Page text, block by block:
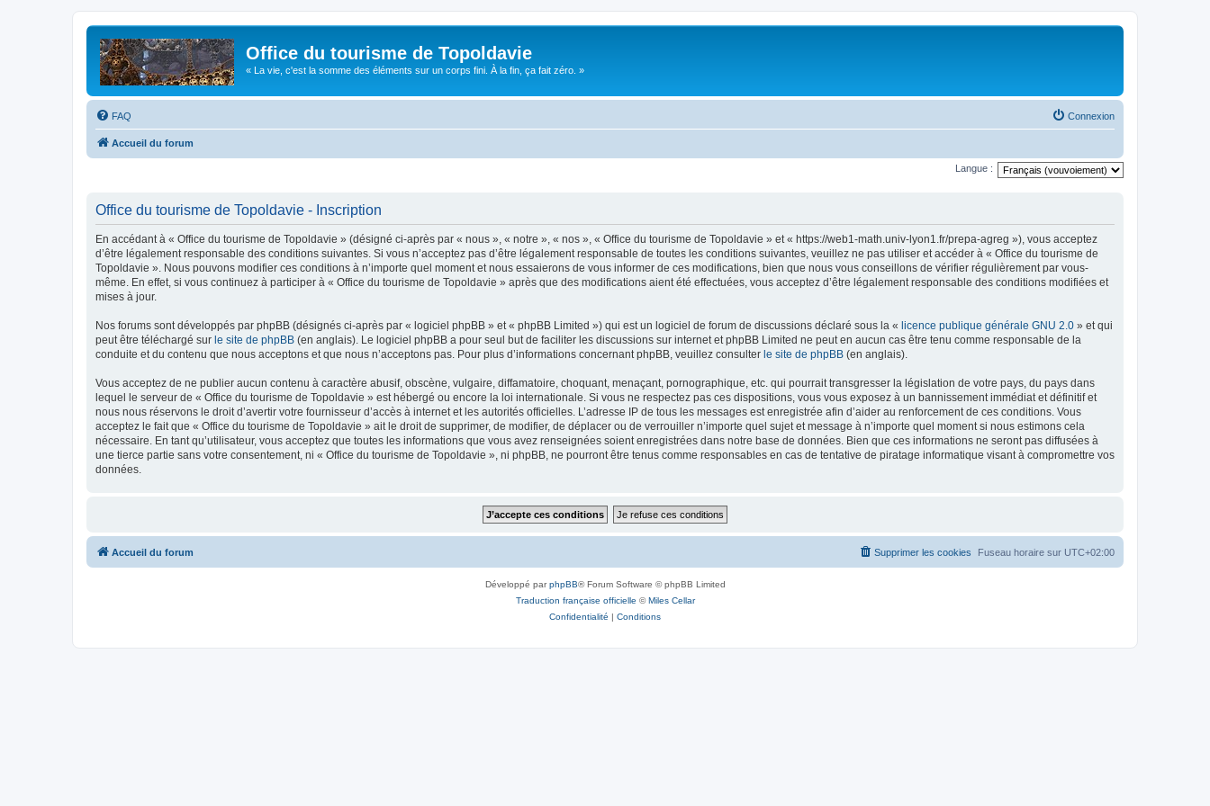
Office du tourisme de Topoldavie
« La vie, c'est la somme des éléments sur un corps fini. À la fin, ça fait zéro. »
FAQ Connexion
Accueil du forum
Langue :
Office du tourisme de Topoldavie - Inscription
En accédant à « Office du tourisme de Topoldavie » (désigné ci-après par « nous », « notre », « nos », « Office du tourisme de Topoldavie » et « https://web1-math.univ-lyon1.fr/prepa-agreg »), vous acceptez
d’être légalement responsable des conditions suivantes. Si vous n’acceptez pas d’être légalement responsable de toutes les conditions suivantes, veuillez ne pas utiliser et accéder à « Office du tourisme de
Topoldavie ». Nous pouvons modifier ces conditions à n’importe quel moment et nous essaierons de vous informer de ces modifications, bien que nous vous conseillons de vérifier régulièrement par vous-
même. En effet, si vous continuez à participer à « Office du tourisme de Topoldavie » après que des modifications aient été effectuées, vous acceptez d’être légalement responsable des conditions modifiées et
mises à jour.
Nos forums sont développés par phpBB (désignés ci-après par « logiciel phpBB » et « phpBB Limited ») qui est un logiciel de forum de discussions déclaré sous la « licence publique générale GNU 2.0 » et qui
peut être téléchargé sur le site de phpBB (en anglais). Le logiciel phpBB a pour seul but de faciliter les discussions sur internet et phpBB Limited ne peut en aucun cas être tenu comme responsable de la
conduite et du contenu que nous acceptons et que nous n’acceptons pas. Pour plus d’informations concernant phpBB, veuillez consulter le site de phpBB (en anglais).
Vous acceptez de ne publier aucun contenu à caractère abusif, obscène, vulgaire, diffamatoire, choquant, menaçant, pornographique, etc. qui pourrait transgresser la législation de votre pays, du pays dans
lequel le serveur de « Office du tourisme de Topoldavie » est hébergé ou encore la loi internationale. Si vous ne respectez pas ces dispositions, vous vous exposez à un bannissement immédiat et définitif et
nous nous réservons le droit d’avertir votre fournisseur d’accès à internet et les autorités officielles. L’adresse IP de tous les messages est enregistrée afin d’aider au renforcement de ces conditions. Vous
acceptez le fait que « Office du tourisme de Topoldavie » ait le droit de supprimer, de modifier, de déplacer ou de verrouiller n’importe quel sujet et message à n’importe quel moment si nous estimons cela
nécessaire. En tant qu’utilisateur, vous acceptez que toutes les informations que vous avez renseignées soient enregistrées dans notre base de données. Bien que ces informations ne seront pas diffusées à
une tierce partie sans votre consentement, ni « Office du tourisme de Topoldavie », ni phpBB, ne pourront être tenus comme responsables en cas de tentative de piratage informatique visant à compromettre vos
données.
Accueil du forum Fuseau horaire sur UTC+02:00
Supprimer les cookies
Développé parphpBB® Forum Software © phpBB Limited
Traduction française officielle ©Miles Cellar
Confidentialité | Conditions